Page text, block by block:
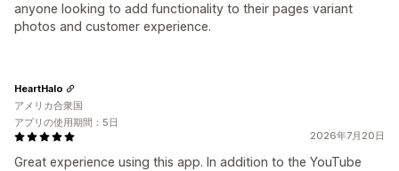
anyone looking to add functionality to their pages variant
photos and customer experience.
2026年7月20日
Great experience using this app. In addition to the YouTube
HeartHalo
アメリカ合衆国
アプリの使用期間：5日